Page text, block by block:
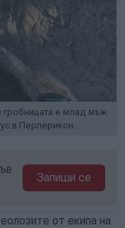
гробницата е млад мъж
в Перперикон.
Запиши се
от екипа на